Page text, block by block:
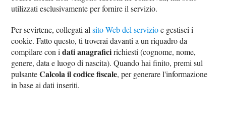
utilizzati esclusivamente per fornire il servizio.
Per sevirtene, collegati alsito Web del servizioe gestisci i
cookie. Fatto questo, ti troverai davanti a un riquadro da
compilare con idati anagraficirichiesti (cognome, nome,
genere, data e luogo di nascita). Quando hai finito, premi sul
pulsanteCalcola il codice fiscale, per generare l'informazione
in base ai dati inseriti.